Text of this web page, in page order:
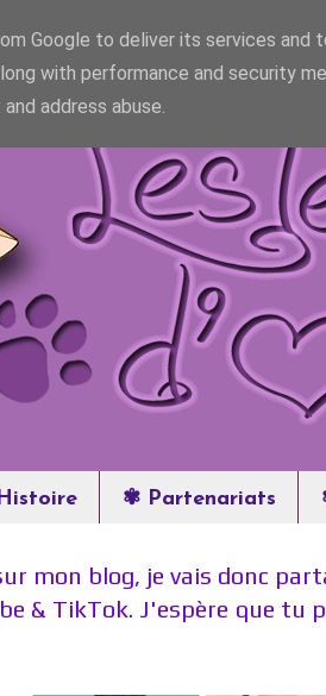
✾ Partenariats
mon blog, je vais donc
& TikTok. J'espère que
Google to deliver its services and
with performance and security
address abuse.